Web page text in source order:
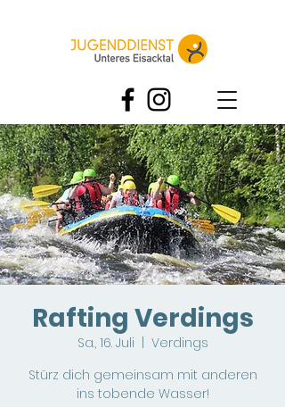
Rafting Verdings
Sa., 16. Juli
Verdings
Stürz dich gemeinsam mit anderen
ins tobende Wasser!